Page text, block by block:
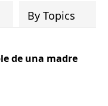
By Topics
de una madre